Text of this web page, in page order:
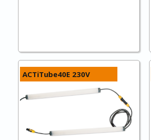
ACTiTube40E 230V